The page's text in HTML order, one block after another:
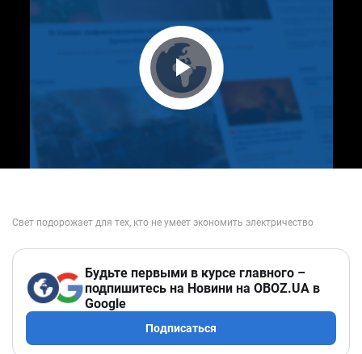
Play Video
Будьте первыми в курсе главного –
подпишитесь на Новини на OBOZ.UA в
Google
Подписаться